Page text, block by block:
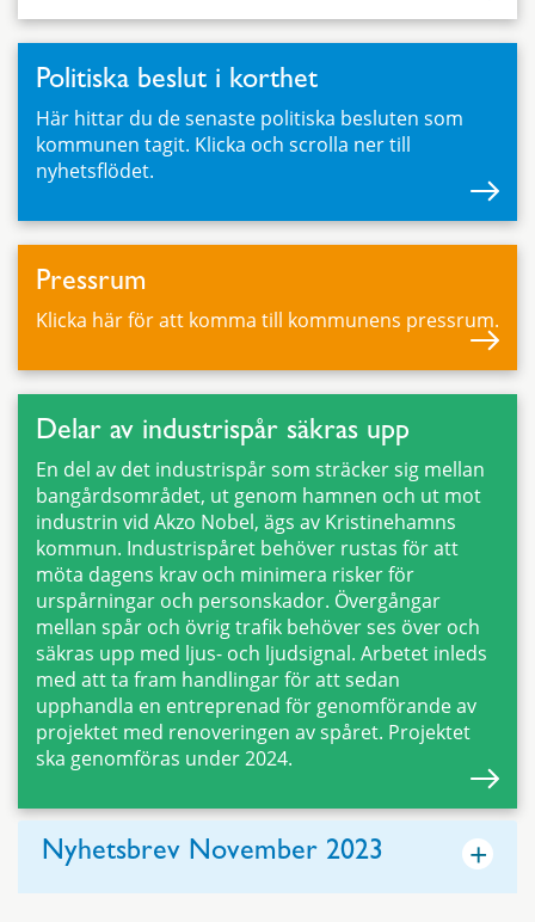
Politiska beslut i korthet
Här hittar du de senaste politiska besluten som
kommunen tagit. Klicka och scrolla ner till
nyhetsflödet.
Pressrum
Klicka här för att komma till kommunens pressrum.
Delar av industrispår säkras upp
En del av det industrispår som sträcker sig mellan
bangårdsområdet, ut genom hamnen och ut mot
industrin vid Akzo Nobel, ägs av Kristinehamns
kommun. Industrispåret behöver rustas för att
möta dagens krav och minimera risker för
urspårningar och personskador. Övergångar
mellan spår och övrig trafik behöver ses över och
säkras upp med ljus- och ljudsignal. Arbetet inleds
med att ta fram handlingar för att sedan
upphandla en entreprenad för genomförande av
projektet med renoveringen av spåret. Projektet
ska genomföras under 2024.
Nyhetsbrev November 2023 +